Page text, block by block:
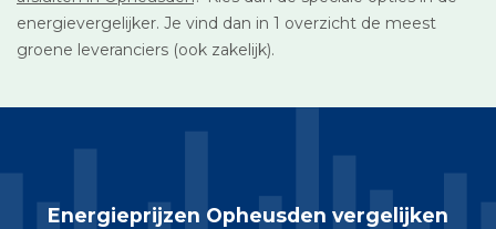
energievergelijker. Je vind dan in 1 overzicht de meest
groene leveranciers (ook zakelijk).
Energieprijzen Opheusden vergelijken